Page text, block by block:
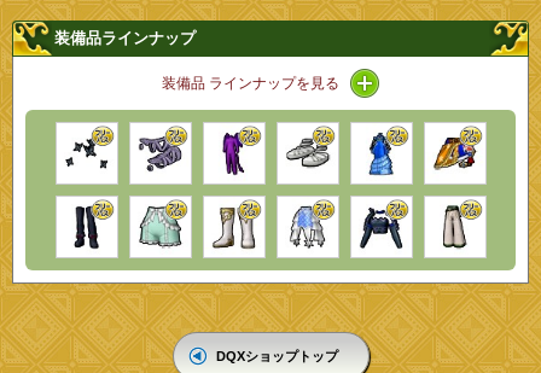
装備品ラインナップ
装備品 ラインナップを見る アイコン / ラインナッ
DQXショップトップ